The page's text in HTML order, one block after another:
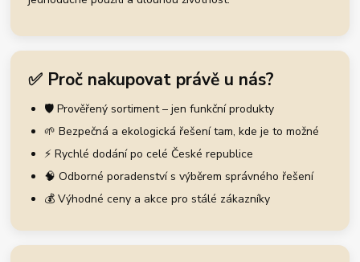
✅ Proč nakupovat právě u nás?
🛡️ Prověřený sortiment – jen funkční produkty
🌱 Bezpečná a ekologická řešení tam, kde je to možné
⚡ Rychlé dodání po celé České republice
🧠 Odborné poradenství s výběrem správného řešení
💰 Výhodné ceny a akce pro stálé zákazníky